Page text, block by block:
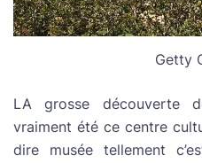
Getty
LA grosse découverte
vraiment été ce centre
dire musée tellement